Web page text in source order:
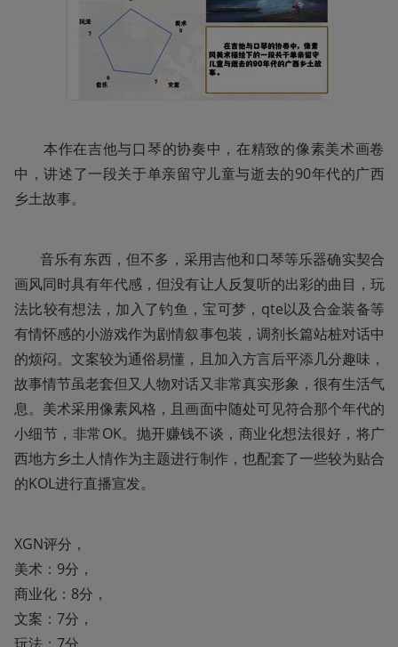
中，讲述了一段关于单亲留守儿童与逝去的90年代的广西
乡土故事。
       音乐有东西，但不多，采用吉他和口琴等乐器确实契合
画风同时具有年代感，但没有让人反复听的出彩的曲目，玩
法比较有想法，加入了钓鱼，宝可梦，qte以及合金装备等
有情怀感的小游戏作为剧情叙事包装，调剂长篇站桩对话中
的烦闷。文案较为通俗易懂，且加入方言后平添几分趣味，
故事情节虽老套但又人物对话又非常真实形象，很有生活气
息。美术采用像素风格，且画面中随处可见符合那个年代的
小细节，非常OK。抛开赚钱不谈，商业化想法很好，将广
西地方乡土人情作为主题进行制作，也配套了一些较为贴合
的KOL进行直播宣发。
XGN评分，
美术：9分，
商业化：8分，
文案：7分，